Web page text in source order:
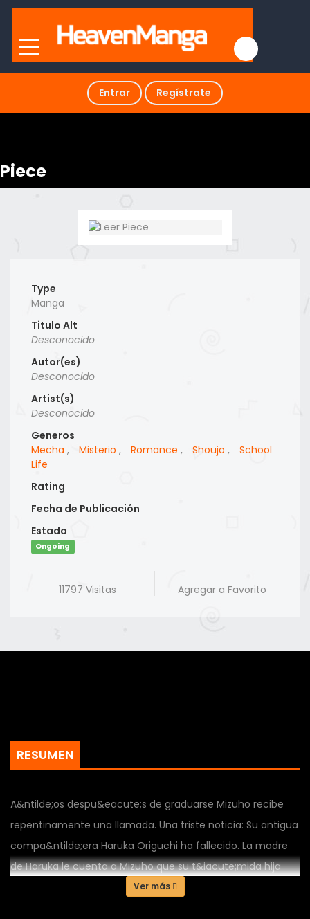
Entrar Regístrate
Piece
Type
Manga
Titulo Alt
Desconocido
Autor(es)
Desconocido
Artist(s)
Desconocido
Generos
Mecha , Misterio , Romance , Shoujo ,
School
Life
Rating
Fecha de Publicación
Estado
Ongoing
11797 Visitas Agregar a Favorito
RESUMEN
A&ntilde;os despu&eacute;s de graduarse Mizuho recibe
repentinamente una llamada. Una triste noticia: Su antigua
compa&ntilde;era Haruka Origuchi ha fallecido. La madre
de Haruka le cuenta a Mizuho que su t&iacute;mida hija
estuvo embarazada durante la secundaria y le pide que
Ver más